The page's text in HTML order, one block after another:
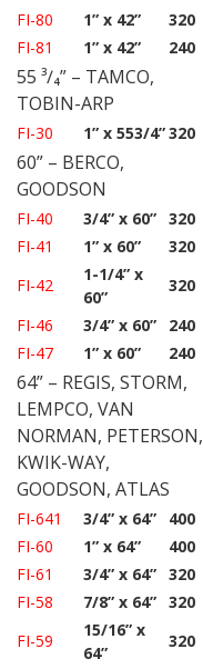
FI-80
1” x 42”
320
FI-81
1” x 42” 240
55 ³∕₄” – TAMCO,
TOBIN-ARP
FI-30 1” x 553/4”320
60” – BERCO,
GOODSON
FI-40 3/4” x 60” 320
FI-41
1” x 60”
320
FI-42
1-1/4” x
60”
320
FI-46
3/4” x 60”
240
FI-47
1” x 60” 240
64” – REGIS, STORM,
LEMPCO, VAN
NORMAN, PETERSON,
KWIK-WAY,
GOODSON, ATLAS
FI-641 3/4” x 64”
400
FI-60
1” x 64”
400
FI-61
3/4” x 64” 320
FI-58
7/8” x 64” 320
FI-59
15/16” x
64”
320